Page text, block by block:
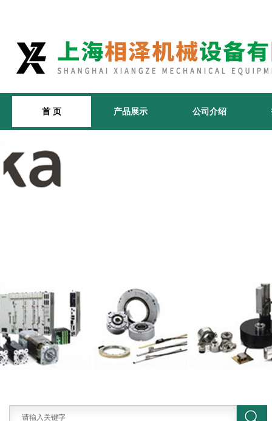
首 页 产品展示 公司介绍